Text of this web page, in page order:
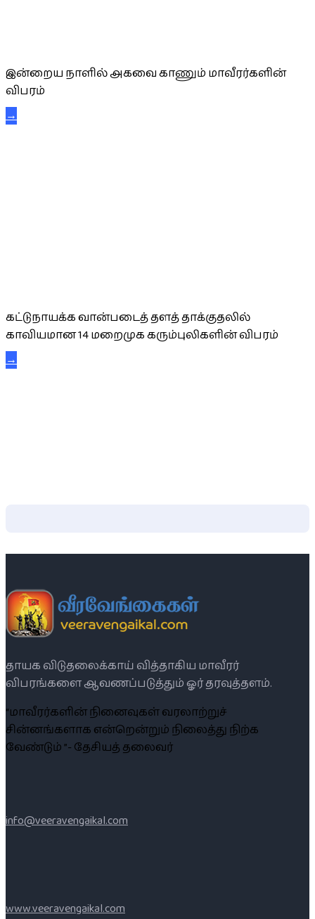
இன்றைய நாளில் அகவை காணும் மாவீரர்களின்
விபரம்
→
கட்டுநாயக்க வான்படைத் தளத் தாக்குதலில்
காவியமான 14 மறைமுக கரும்புலிகளின் விபரம்
→
தாயக விடுதலைக்காய் வித்தாகிய மாவீரர்
விபரங்களை ஆவணப்படுத்தும் ஓர் தரவுத்தளம்.
“மாவீரர்களின் நினைவுகள் வரலாற்றுச்
சின்னங்களாக என்றென்றும் நிலைத்து நிற்க
வேண்டும் ”- தேசியத் தலைவர்
info@veeravengaikal.com
www.veeravengaikal.com